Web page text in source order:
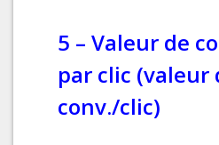
5 – Valeur de
par clic (valeur
conv./clic)